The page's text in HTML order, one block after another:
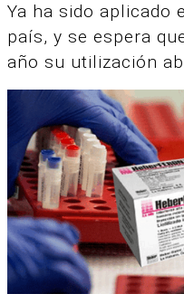
Ya ha sido aplicado
país, y se espera
año su utilización